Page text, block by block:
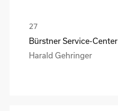
Bürstner Service-Center
Harald Gehringer